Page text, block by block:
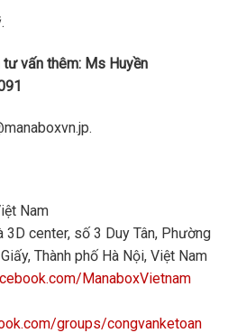
tư vấn thêm: Ms Huyền
Nam
3D center, số 3 Duy Tân, Phường
Thành phố Hà Nội, Việt Nam
ManaboxVietnam
groups/congvanketoan